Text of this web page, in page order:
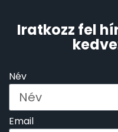
Iratkozz fel
Név
Email